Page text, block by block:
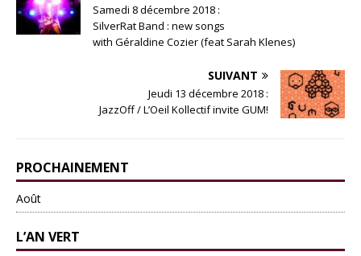
Samedi 8 décembre 2018 :
SilverRat Band : new songs
with Géraldine Cozier (feat Sarah Klenes)
SUIVANT
Jeudi 13 décembre 2018 :
JazzOff / L’Oeil Kollectif invite GUM!
PROCHAINEMENT
Août
L’AN VERT